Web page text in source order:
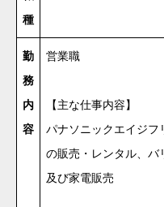
種
勤
務
内
容
営業職
【主な仕事内容】
パナソニックエイジフ
の販売・レンタル、バ
及び家電販売